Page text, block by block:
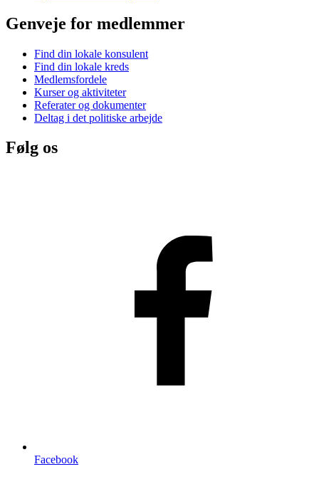
Genveje for medlemmer
Find din lokale konsulent
Find din lokale kreds
Medlemsfordele
Kurser og aktiviteter
Referater og dokumenter
Deltag i det politiske arbejde
Følg os
Facebook